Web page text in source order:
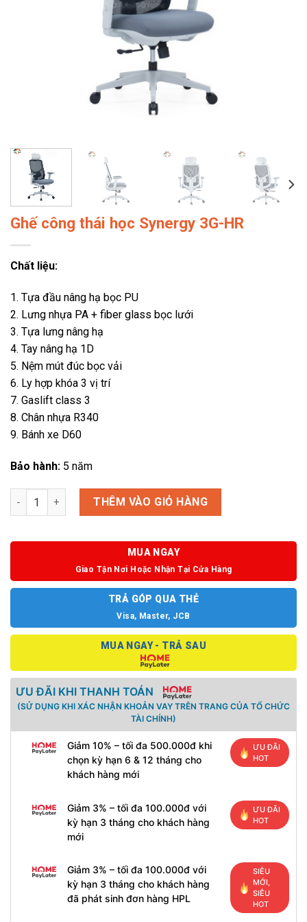
Ghế công thái học Synergy 3G-HR
Chất liệu:
1. Tựa đầu nâng hạ bọc PU
2. Lưng nhựa PA + fiber glass bọc lưới
3. Tựa lưng nâng hạ
4. Tay nâng hạ 1D
5. Nệm mút đúc bọc vải
6. Ly hợp khóa 3 vị trí
7. Gaslift class 3
8. Chân nhựa R340
9. Bánh xe D60
Bảo hành: 5 năm
Ghế công thái học Synergy 3G-HR số lượng
THÊM VÀO GIỎ HÀNG
MUA NGAY
Giao Tận Nơi Hoặc Nhận Tại Cửa Hàng
TRẢ GÓP QUA THẺ
Visa, Master, JCB
MUA NGAY - TRẢ SAU
ƯU ĐÃI KHI THANH TOÁN
(SỬ DỤNG KHI XÁC NHẬN KHOẢN VAY TRÊN TRANG CỦA TỔ CHỨC
TÀI CHÍNH)
Giảm 10% – tối đa 500.000đ khi
chọn kỳ hạn 6 & 12 tháng cho
khách hàng mới
ƯU ĐÃI
HOT
Giảm 3% – tối đa 100.000đ với
kỳ hạn 3 tháng cho khách hàng
mới
ƯU ĐÃI
HOT
Giảm 3% – tối đa 100.000đ với
kỳ hạn 3 tháng cho khách hàng
đã phát sinh đơn hàng HPL
SIÊU
MỚI,
SIÊU
HOT